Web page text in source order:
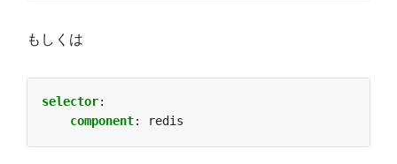
もしくは
selector:
component: redis